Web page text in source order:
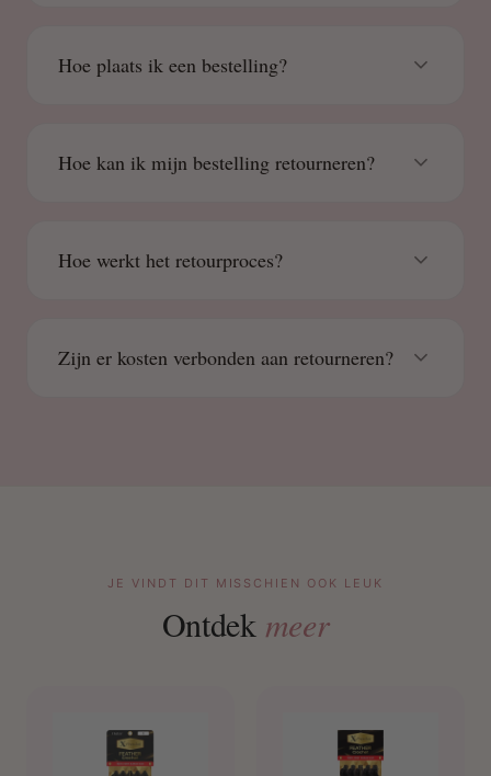
Hoe plaats ik een bestelling?
Hoe kan ik mijn bestelling retourneren?
Hoe werkt het retourproces?
Zijn er kosten verbonden aan retourneren?
JE VINDT DIT MISSCHIEN OOK LEUK
Ontdek meer